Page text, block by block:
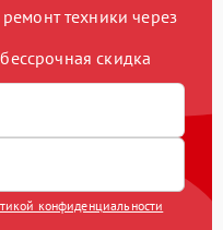
техники через
скидка
конфиденциальности